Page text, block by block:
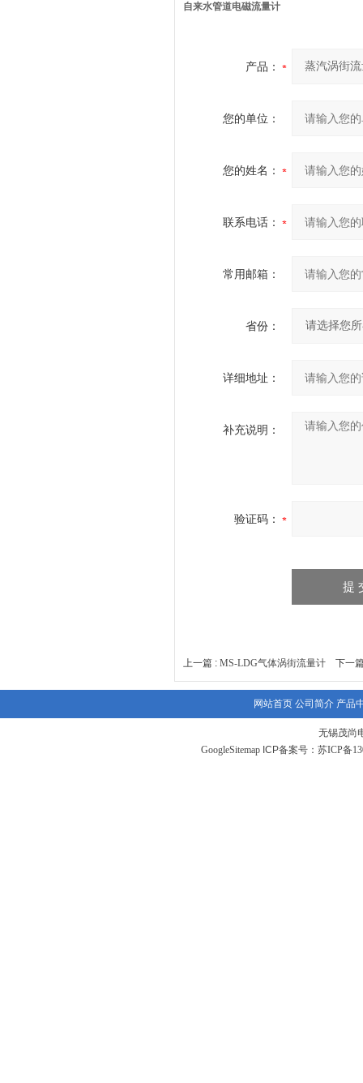
自来水管道电磁流量计
产品：
您的单位：
您的姓名：
联系电话：
常用邮箱：
省份：
详细地址：
补充说明：
验证码：
上一篇 : MS-LDG气体涡街流量计 下一
网站首页 公司简介 产品
无锡茂尚
GoogleSitemapICP备案号： 苏ICP备